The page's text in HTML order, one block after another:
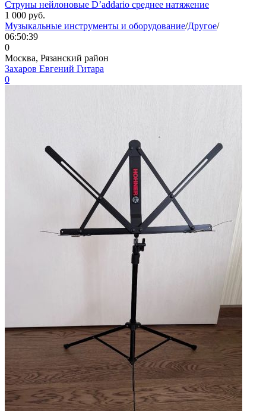
Струны нейлоновые D’addario среднее натяжение
1 000 руб.
Музыкальные инструменты и оборудование/Другое/
06:50:39
0
Москва, Рязанский район
Захаров Евгений Гитара
0